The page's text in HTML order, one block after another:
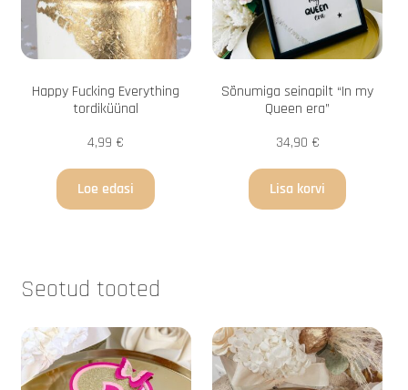
Happy Fucking Everything
tordiküünal
4,99 €
Loe edasi
Sõnumiga seinapilt “In my
Queen era”
34,90 €
Lisa korvi
Seotud tooted